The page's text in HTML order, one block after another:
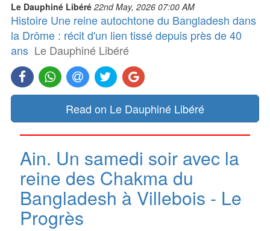
Le Dauphiné Libéré 22nd May, 2026 07:00 AM
Histoire Une reine autochtone du Bangladesh dans
la Drôme : récit d'un lien tissé depuis près de 40
ans Le Dauphiné Libéré
Read on Le Dauphiné Libéré
Ain. Un samedi soir avec la
reine des Chakma du
Bangladesh à Villebois - Le
Progrès